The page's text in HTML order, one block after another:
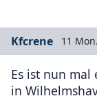
Kfcrene 11 Mon.
Es ist nun mal
in